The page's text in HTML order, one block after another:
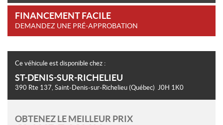
FINANCEMENT FACILE
DEMANDEZ UNE PRÉ-APPROBATION
Ce véhicule est disponible chez :
ST-DENIS-SUR-RICHELIEU
390 Rte 137, Saint-Denis-sur-Richelieu (Québec) J0H 1K0
OBTENEZ LE MEILLEUR PRIX